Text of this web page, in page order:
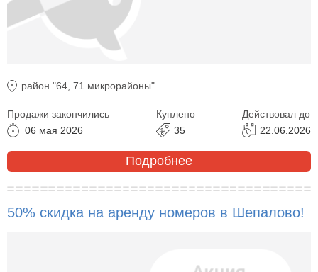
район "64, 71 микрорайоны"
Продажи закончились
06 мая 2026
Куплено
35
Действовал до
22.06.2026
Подробнее
50% скидка на аренду номеров в Шепалово!